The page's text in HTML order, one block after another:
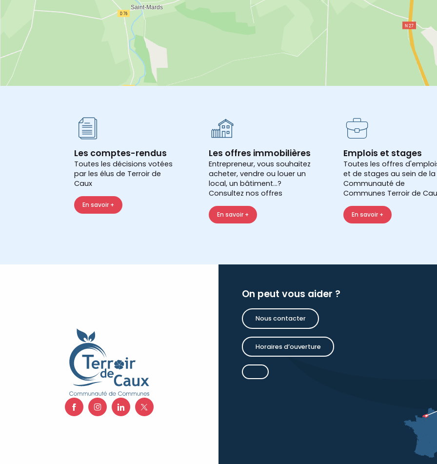
Les comptes-rendus
Toutes les décisions votées
par les élus de Terroir de
Caux
En savoir +
Les offres immobilières
Entrepreneur, vous souhaitez
acheter, vendre ou louer un
local, un bâtiment...?
Consultez nos offres
En savoir +
Emplois et stages
Toutes les offres
et de stages au sein de la
Communauté de
Communes Terroir de
En savoir +
On peut vous aider ?
Nous contacter
Horaires d’ouverture